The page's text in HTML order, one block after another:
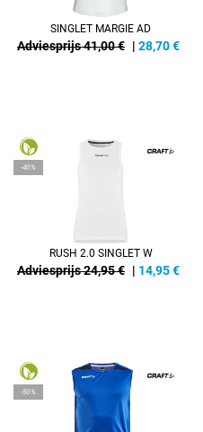
SINGLET MARGIE AD
Adviesprijs 41,00 € | 28,70€
-40%
RUSH 2.0 SINGLET W
Adviesprijs 24,95 € | 14,95€
-50%